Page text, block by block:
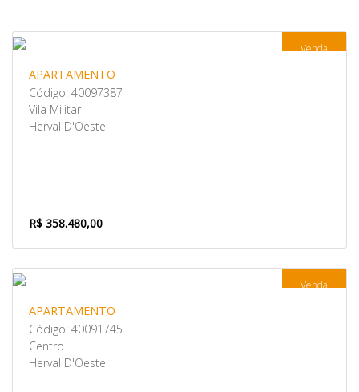
Venda
APARTAMENTO
Código: 40097387
Vila Militar
Herval D'Oeste
R$ 358.480,00
Venda
APARTAMENTO
Código: 40091745
Centro
Herval D'Oeste